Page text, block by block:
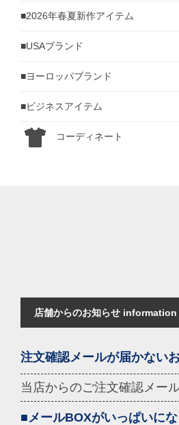
■2026年春夏新作アイテム
■USAブランド
■ヨーロッパブランド
■ビジネスアイテム
コーディネート
店舗からのお知らせ information
注文確認メールが届かない
当店からのご注文確認メー
■メールBOXがいっぱいにな